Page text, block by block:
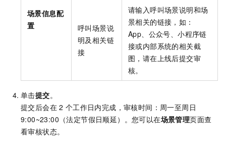
场景信息配
置
呼叫场景说
明及相关链
接
请输入呼叫场景说明和场
景相关的链接，如：
App、公众号、小程序链
接或内部系统的相关截
图，请在上线后提交审
核。
单击提交。
提交后会在 2 个工作日内完成，审核时间：周一至周日
9:00~23:00（法定节假日顺延）。您可以在场景管理页面查
看审核状态。